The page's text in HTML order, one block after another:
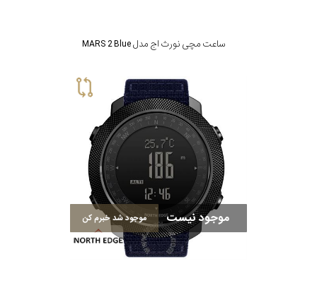
ساعت مچی نورث اج مدل MARS 2 Blue
موجود نیست موجود شد خبرم کن